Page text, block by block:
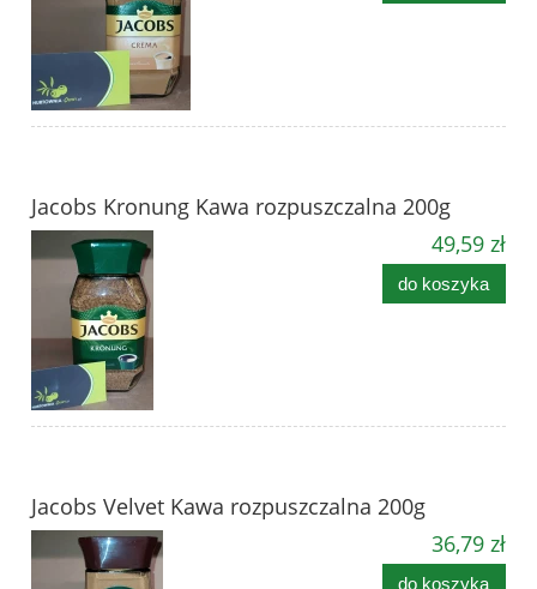
Jacobs Kronung Kawa rozpuszczalna 200g
49,59 zł
do koszyka
Jacobs Velvet Kawa rozpuszczalna 200g
36,79 zł
do koszyka